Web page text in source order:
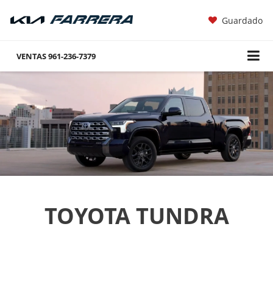
Guardado
VENTAS961-236-7379
TOYOTA TUNDRA